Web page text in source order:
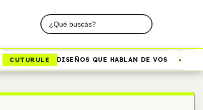
CUTURULE DISEÑOS QUE HABLAN DE VOS •